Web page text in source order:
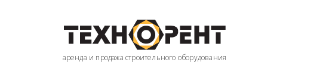
аренда и продажа строительного оборудования